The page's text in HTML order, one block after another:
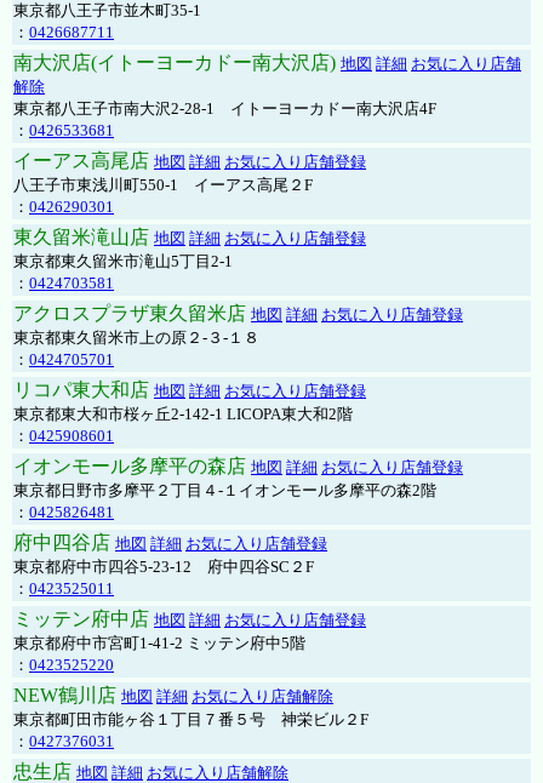
東京都八王子市並木町35-1
： 0426687711
南大沢店(イトーヨーカドー南大沢店) 地図 詳細 お気に入り店舗
解除
東京都八王子市南大沢2-28-1 イトーヨーカドー南大沢店4F
： 0426533681
イーアス高尾店 地図 詳細 お気に入り店舗登録
八王子市東浅川町550-1 イーアス高尾２F
： 0426290301
東久留米滝山店 地図 詳細 お気に入り店舗登録
東京都東久留米市滝山5丁目2-1
： 0424703581
アクロスプラザ東久留米店 地図 詳細 お気に入り店舗登録
東京都東久留米市上の原２-３-１８
： 0424705701
リコパ東大和店 地図 詳細 お気に入り店舗登録
東京都東大和市桜ヶ丘2-142-1 LICOPA東大和2階
： 0425908601
イオンモール多摩平の森店 地図 詳細 お気に入り店舗登録
東京都日野市多摩平２丁目４-１イオンモール多摩平の森2階
： 0425826481
府中四谷店 地図 詳細 お気に入り店舗登録
東京都府中市四谷5-23-12 府中四谷SC２F
： 0423525011
ミッテン府中店 地図 詳細 お気に入り店舗登録
東京都府中市宮町1-41-2 ミッテン府中5階
： 0423525220
NEW鶴川店 地図 詳細 お気に入り店舗解除
東京都町田市能ヶ谷１丁目７番５号 神栄ビル２F
： 0427376031
忠生店 地図 詳細 お気に入り店舗解除